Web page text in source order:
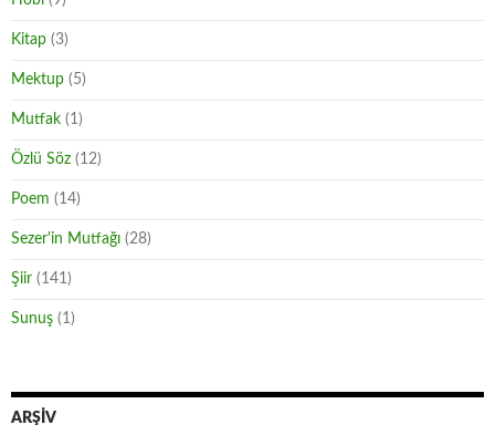
Kitap (3)
Mektup (5)
Mutfak (1)
Özlü Söz (12)
Poem (14)
Sezer'in Mutfağı (28)
Şiir (141)
Sunuş (1)
ARŞIV